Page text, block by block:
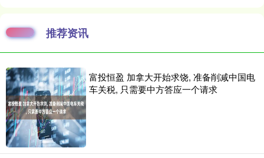
推荐资讯
富投恒盈 加拿大开始求饶, 准备削减中国电
车关税, 只需要中方答应一个请求